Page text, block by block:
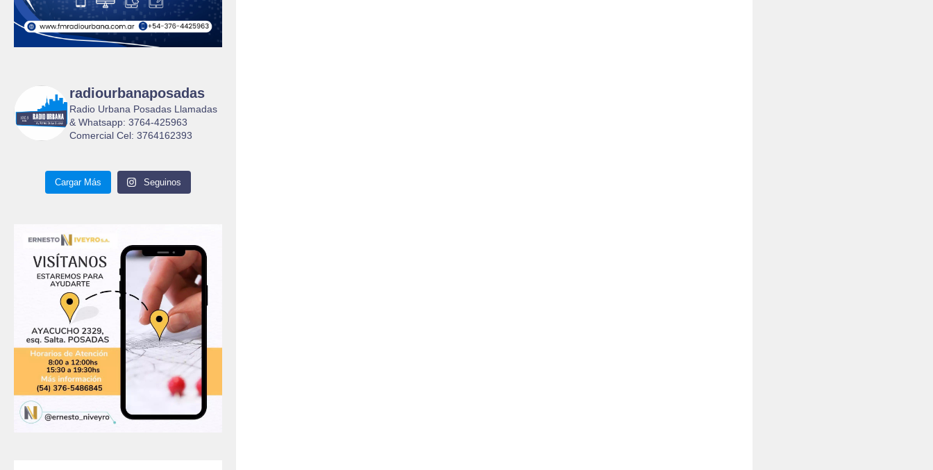
radiourbanaposadas
Radio Urbana Posadas Llamadas
& Whatsapp: 3764-425963
Comercial Cel: 3764162393
Cargar Más Seguinos